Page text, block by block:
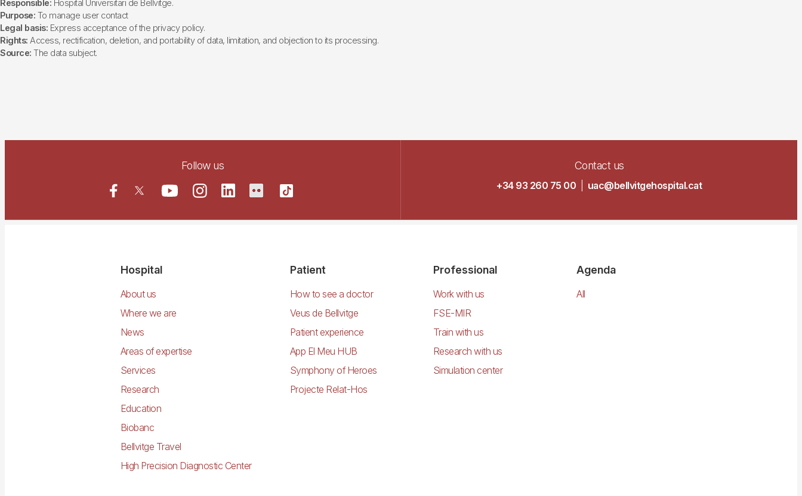
Responsible: Hospital Universitari de Bellvitge.
Purpose: To manage user contact
Legal basis: Express acceptance of the privacy policy.
Rights: Access, rectification, deletion, and portability of data, limitation, and objection to its processing.
Source: The data subject.
Follow us Contact us
+34 93 260 75 00 uac@bellvitgehospital.cat
Hospital
About us
Where we are
News
Areas of expertise
Services
Research
Education
Biobanc
Bellvitge Travel
High Precision Diagnostic Center
Patient
How to see a doctor
Veus de Bellvitge
Patient experience
App El Meu HUB
Symphony of Heroes
Projecte Relat-Hos
Professional
Work with us
FSE-MIR
Train with us
Research with us
Simulation center
Agenda
All